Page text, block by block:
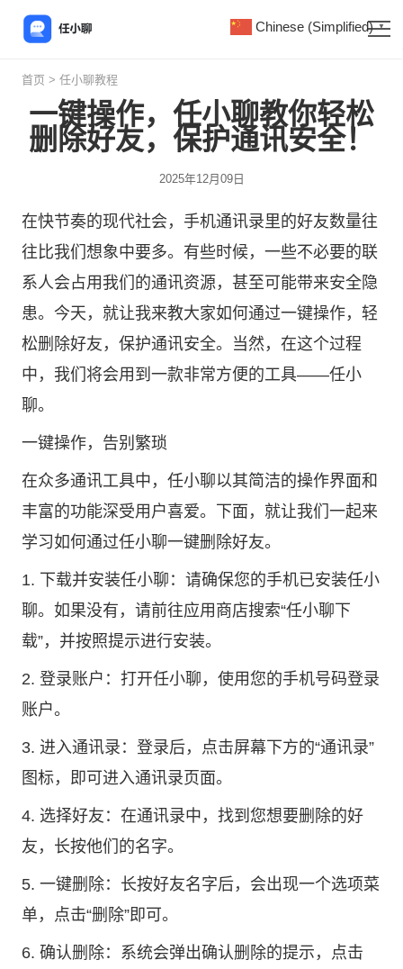
首页 > 任小聊教程
一键操作，任小聊教你轻松
删除好友，保护通讯安全！
2025年12月09日
在快节奏的现代社会，手机通讯录里的好友数量往
往比我们想象中要多。有些时候，一些不必要的联
系人会占用我们的通讯资源，甚至可能带来安全隐
患。今天，就让我来教大家如何通过一键操作，轻
松删除好友，保护通讯安全。当然，在这个过程
中，我们将会用到一款非常方便的工具——任小
聊。
一键操作，告别繁琐
在众多通讯工具中，任小聊以其简洁的操作界面和
丰富的功能深受用户喜爱。下面，就让我们一起来
学习如何通过任小聊一键删除好友。
1. 下载并安装任小聊：请确保您的手机已安装任小
聊。如果没有，请前往应用商店搜索“任小聊下
载”，并按照提示进行安装。
2. 登录账户：打开任小聊，使用您的手机号码登录
账户。
3. 进入通讯录：登录后，点击屏幕下方的“通讯录”
图标，即可进入通讯录页面。
4. 选择好友：在通讯录中，找到您想要删除的好
友，长按他们的名字。
5. 一键删除：长按好友名字后，会出现一个选项菜
单，点击“删除”即可。
6. 确认删除：系统会弹出确认删除的提示，点击
Chinese (Simplified) ▼